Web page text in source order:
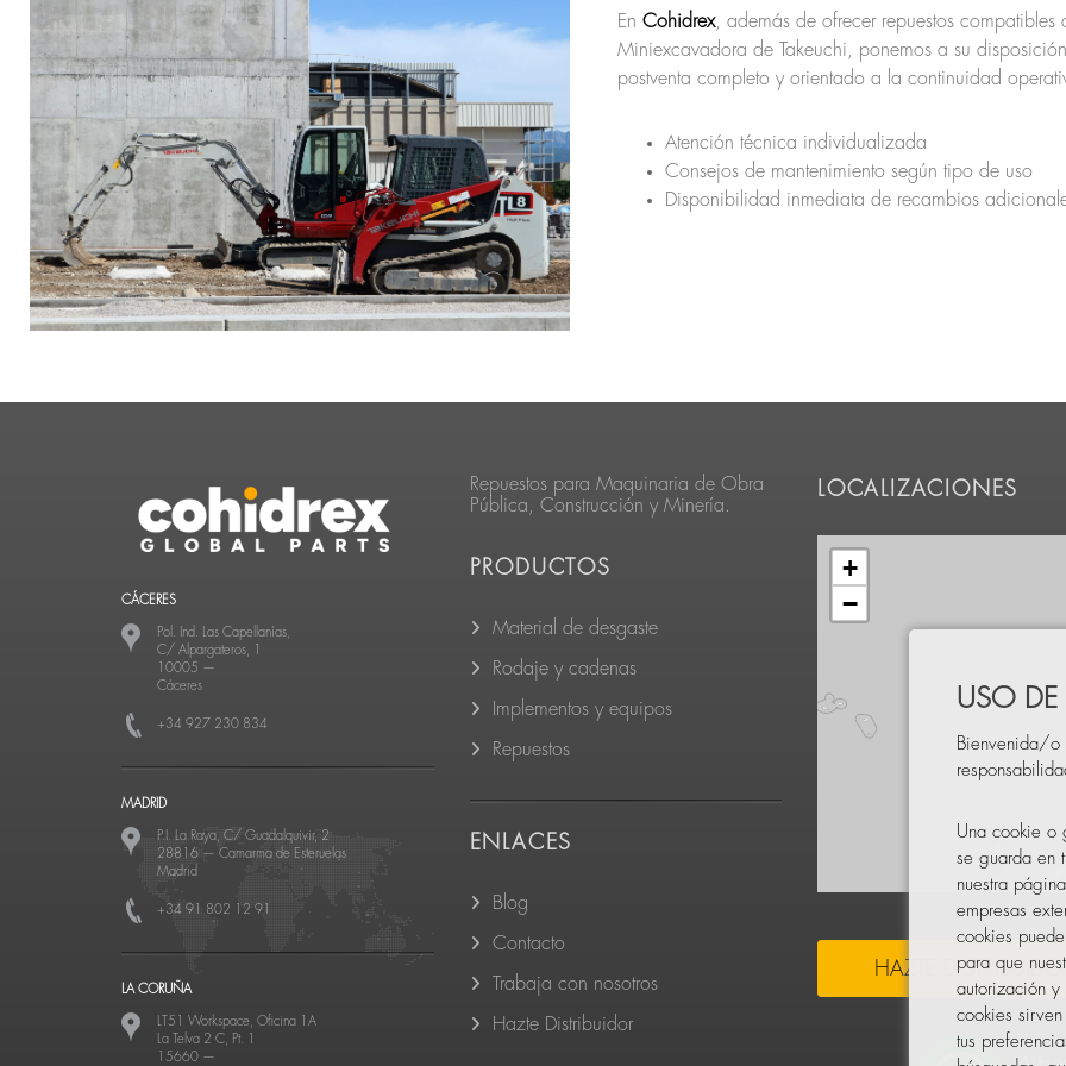
En Cohidrex, además de ofrecer repuestos compatibles
Miniexcavadora de Takeuchi, ponemos a su
postventa completo y orientado a la continuidad
Atención técnica individualizada
Consejos de mantenimiento según tipo de uso
Disponibilidad inmediata de recambios
CÁCERES
Pol. Ind. Las Capellanías,
C/ Alpargateros, 1
10005 —
Cáceres
+34 927 230 834
MADRID
P.I. La Raya, C/ Guadalquivir, 2
28816 — Camarma de Esteruelas
Madrid
+34 91 802 12 91
LA CORUÑA
LT51 Workspace, Oficina 1A
La Telva 2 C, Pt. 1
15660 —
Repuestos para Maquinaria de Obra
Pública, Construcción y Minería.
PRODUCTOS
Material de desgaste
Rodaje y cadenas
Implementos y equipos
Repuestos
ENLACES
Blog
Contacto
Trabaja con nosotros
Hazte Distribuidor
LOCALIZACIONES
+
−
HAZTE
USO
Bienvenida/o
Una cookie o
se guarda en
nuestra
empresas
cookies
para que
autorización y
cookies
tus